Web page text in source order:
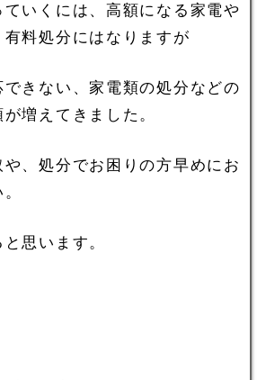
いくには、高額になる家電や
料処分にはなりますが
きない、家電類の処分などの
増えてきました。
、処分でお困りの方早めにお
思います。